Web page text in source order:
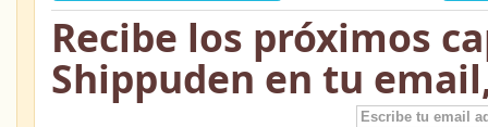
Recibe los próximos
Shippuden en tu